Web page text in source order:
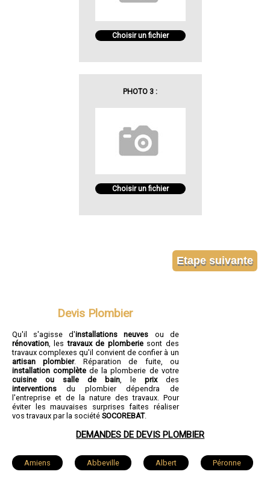
Choisir un fichier
PHOTO 3 :
Choisir un fichier
Devis Plombier
Qu'il s'agisse d'installations neuves ou de
rénovation, lestravaux de plomberiesont des
travaux complexes qu'il convient de confier à un
artisan plombier. Réparation de fuite, ou
installation complète de la plomberie de votre
cuisine ou salle de bain, le prixdes
interventions du plombier dépendra de
l'entreprise et de la nature des travaux. Pour
éviter les mauvaises surprises faites réaliser
vos travaux par la société SOCOREBAT.
DEMANDES DE DEVIS PLOMBIER
Amiens Abbeville Albert Péronne